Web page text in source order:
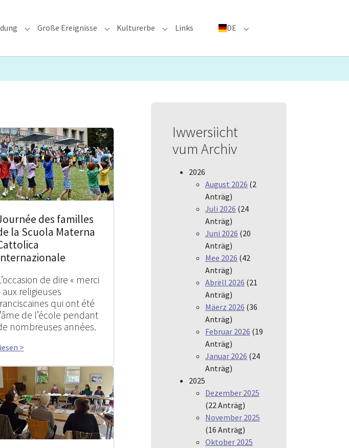
& Pastoral"
for "Solidarität"
Submenu for "Bildung"
Große Ereignisse Submenu for "Große Ereignisse"
Kulturerbe Submenu for "Kulturerbe"
Links DE Submenu for "DE"
des familles
la Scuola Materna
de dire « merci
aux religieuses
qui ont été
de l’école pendant
nombreuses années.
>
Iwwersiicht
vum Archiv
2026
August 2026 (2
Anträg)
Juli 2026 (24
Anträg)
Juni 2026 (20
Anträg)
Mee 2026 (42
Anträg)
Abrëll 2026 (21
Anträg)
Mäerz 2026 (36
Anträg)
Februar 2026 (19
Anträg)
Januar 2026 (24
Anträg)
2025
Dezember 2025
(22 Anträg)
November 2025
(16 Anträg)
Oktober 2025